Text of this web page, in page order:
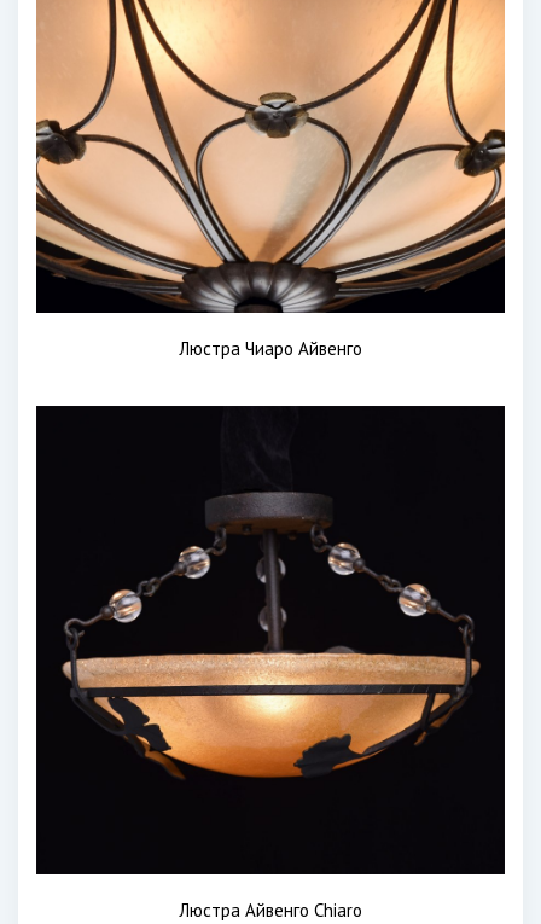
Люстра Чиаро Айвенго
Люстра Айвенго Chiaro